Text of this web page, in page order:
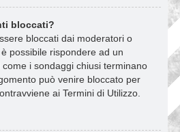
bloccati?
bloccati dai moderatori o
possibile rispondere ad un
i sondaggi chiusi terminano
può venire bloccato per
ai Termini di Utilizzo.